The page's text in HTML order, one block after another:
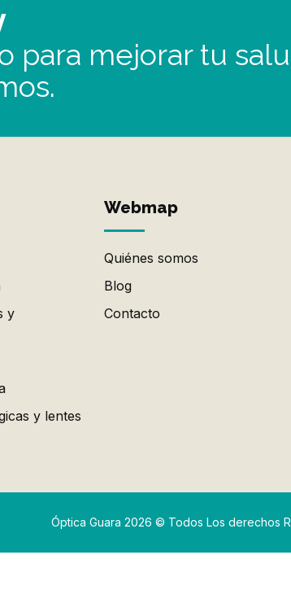
para mejorar tu
y
y lentes
Webmap
Quiénes somos
Blog
Contacto
Óptica Guara 2026 © Todos Los derechos